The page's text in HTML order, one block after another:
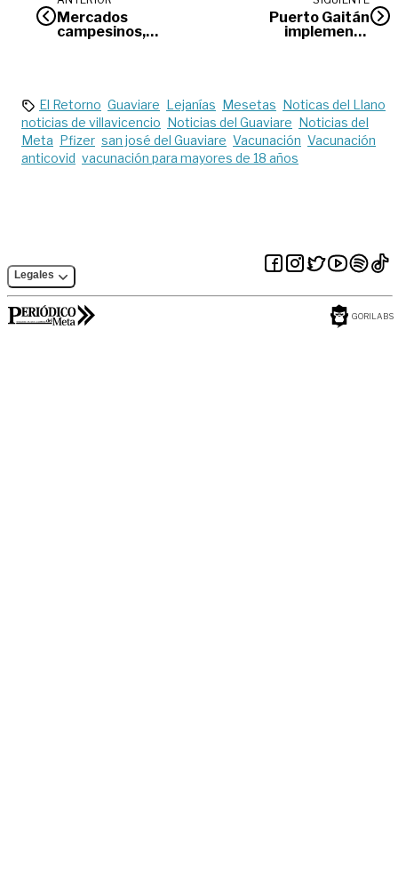
Mercados
campesinos,
Puerto Gaitán
implementó
El Retorno Guaviare Lejanías Mesetas Noticas del Llano
noticias de villavicencio Noticias del Guaviare Noticias del
Meta Pfizer san josé del Guaviare Vacunación Vacunación
anticovid vacunación para mayores de 18 años
Legales
GORILABS